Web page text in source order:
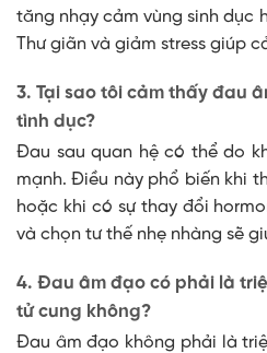
tăng nhạy cảm vùng sinh dục
Thư giãn và giảm stress giúp
3. Tại sao tôi cảm thấy đau
tình dục?
Đau sau quan hệ có thể do
mạnh. Điều này phổ biến khi
hoặc khi có sự thay đổi
và chọn tư thế nhẹ nhàng sẽ
4. Đau âm đạo có phải là
tử cung không?
Đau âm đạo không phải là